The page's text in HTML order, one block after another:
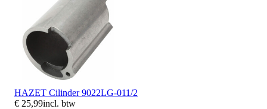
HAZET Cilinder 9022LG-011/2
€ 25,99incl. btw